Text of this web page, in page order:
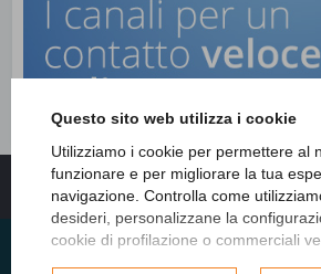
Questo sito web utilizza i cookie
Utilizziamo i cookie per permettere al
funzionare e per migliorare la tua
navigazione. Controlla come
desideri, personalizzane la
cookie di profilazione o commerciali
Tutti